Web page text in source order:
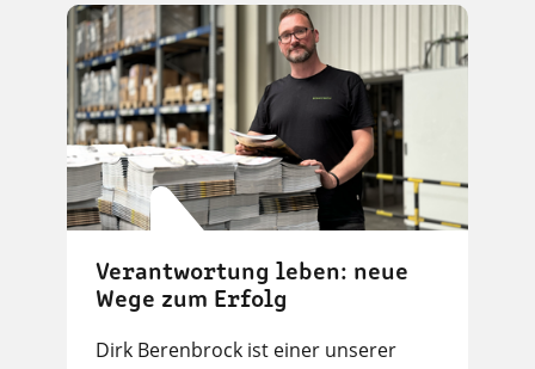
Verantwortung leben: neue
Wege zum Erfolg
Dirk Berenbrock ist einer unserer